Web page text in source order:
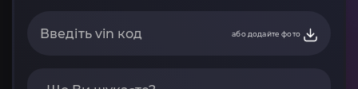
або додайте фото